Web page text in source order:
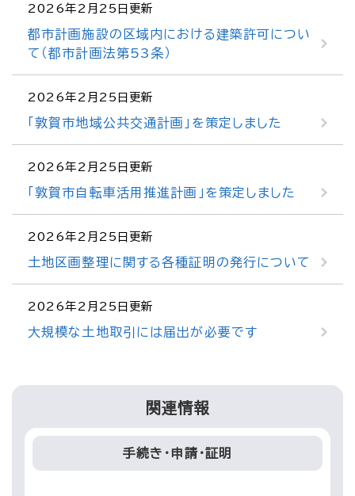
2026年2月25日更新
都市計画施設の区域内における建築許可につい
て（都市計画法第53条）
2026年2月25日更新
「敦賀市地域公共交通計画」を策定しました
2026年2月25日更新
「敦賀市自転車活用推進計画」を策定しました
2026年2月25日更新
土地区画整理に関する各種証明の発行について
2026年2月25日更新
大規模な土地取引には届出が必要です
関連情報
手続き・申請・証明